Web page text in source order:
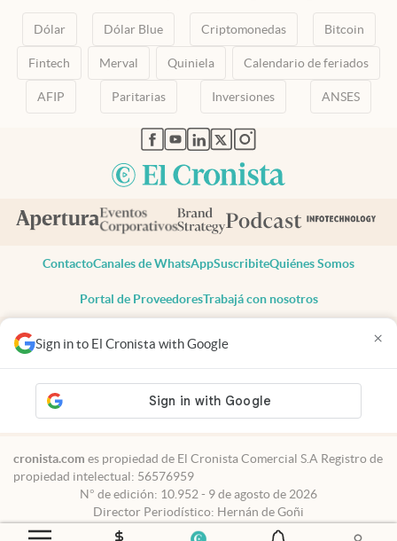
Sign in to El Cronista with Google ×
Dólar Dólar Blue Criptomonedas Bitcoin
Fintech Merval Quiniela Calendario de feriados
AFIP Paritarias Inversiones ANSES
abre en nueva pestaña
abre en nueva pestaña
abre en nueva pestaña
abre en nueva pestaña
abre en nueva pestaña
ContactoCanales de WhatsAppSuscribiteQuiénes Somos
Portal de ProveedoresTrabajá con nosotros
Todos los derechos reservados
Privacidad
Consentimiento
Tel:+54 11 7078-3270
cronista.com es propiedad de El Cronista Comercial S.A Registro de
propiedad intelectual: 56576959
N° de edición: 10.952 - 9 de agosto de 2026
Director Periodístico: Hernán de Goñi